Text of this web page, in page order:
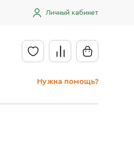
Личный кабинет
Нужна помощь?
Отправить заявку